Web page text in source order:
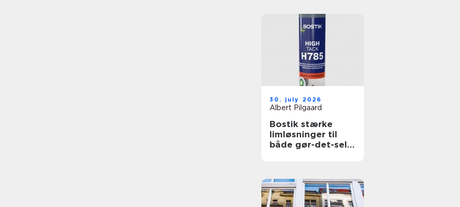
30. july 2026
Albert Pilgaard
Bostik stærke
limløsninger til
både gør-det-selv